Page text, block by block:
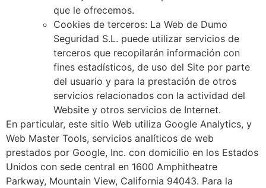
que le ofrecemos.
Cookies de terceros: La Web de Dumo
Seguridad S.L. puede utilizar servicios de
terceros que recopilarán información con
fines estadísticos, de uso del Site por parte
del usuario y para la prestación de otros
servicios relacionados con la actividad del
Website y otros servicios de Internet.
En particular, este sitio Web utiliza Google Analytics, y
Web Master Tools, servicios analíticos de web
prestados por Google, Inc. con domicilio en los Estados
Unidos con sede central en 1600 Amphitheatre
Parkway, Mountain View, California 94043. Para la